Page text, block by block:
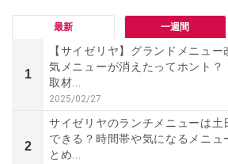
最新 一週間
1
【サイゼリヤ】グランドメニュー
気メニューが消えたってホント？
取材...
2025/02/27
2
サイゼリヤのランチメニューは土
できる？時間帯や気になるメニュ
とめ...